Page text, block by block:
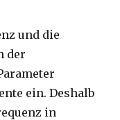
und die
der
ein. Deshalb
in